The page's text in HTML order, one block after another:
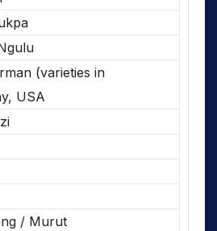
(varieties in
USA
/ Murut